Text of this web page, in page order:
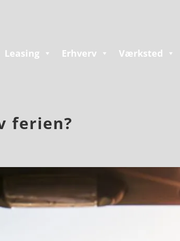
Leasing Erhverv Værksted
ferien?